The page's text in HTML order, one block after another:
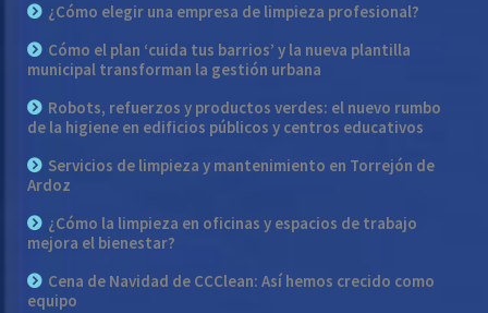
¿Cómo elegir una empresa de limpieza profesional?
Cómo el plan ‘cuida tus barrios’ y la nueva plantilla
municipal transforman la gestión urbana
Robots, refuerzos y productos verdes: el nuevo rumbo
de la higiene en edificios públicos y centros educativos
Servicios de limpieza y mantenimiento en Torrejón de
Ardoz
¿Cómo la limpieza en oficinas y espacios de trabajo
mejora el bienestar?
Cena de Navidad de CCClean: Así hemos crecido como
equipo